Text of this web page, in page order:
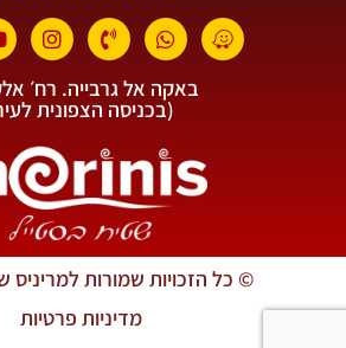
באקה אל גרבייה. רח׳
(בכניסה הצפונית
מדיניות פרטיות
© כל הזכויות שמורות למריניס